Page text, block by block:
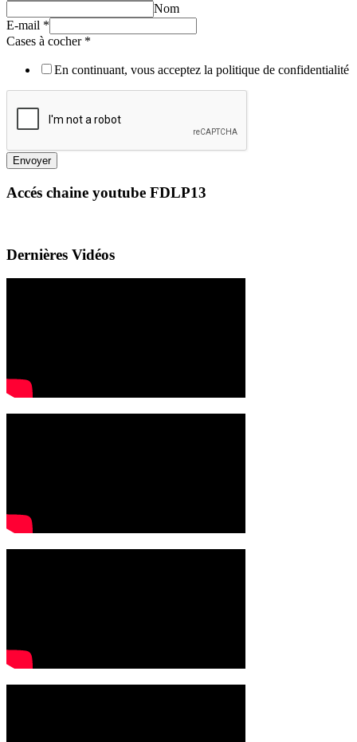
Nom
E-mail *
Cases à cocher *
En continuant, vous acceptez la politique de confidentialité
Envoyer
Accés chaine youtube FDLP13
Dernières Vidéos